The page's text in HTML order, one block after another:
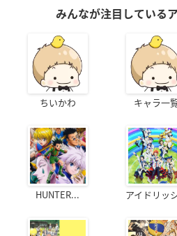
みんなが注目している
ちいかわ キャラ一
HUNTER... アイドリッ